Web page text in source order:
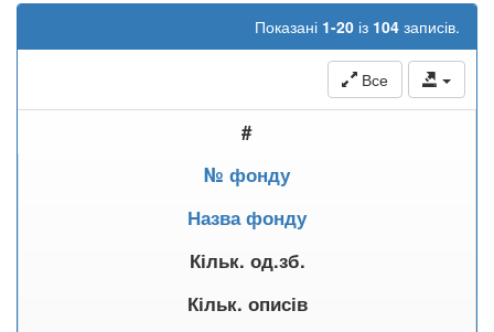
Показані 1-20 із 104 записів.
Все
#
№ фонду
Назва фонду
Кільк. од.зб.
Кільк. описів